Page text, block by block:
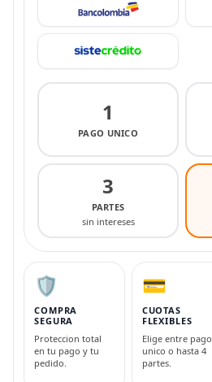
1
PAGO UNICO
3
PARTES
sin intereses
🛡️
COMPRA
SEGURA
Proteccion total
en tu pago y tu
pedido.
💳
CUOTAS
FLEXIBLES
Elige entre pago
unico o hasta 4
partes.